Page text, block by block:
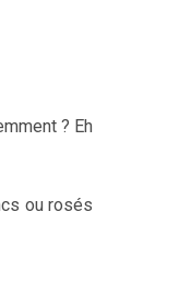
? Eh
ou rosés